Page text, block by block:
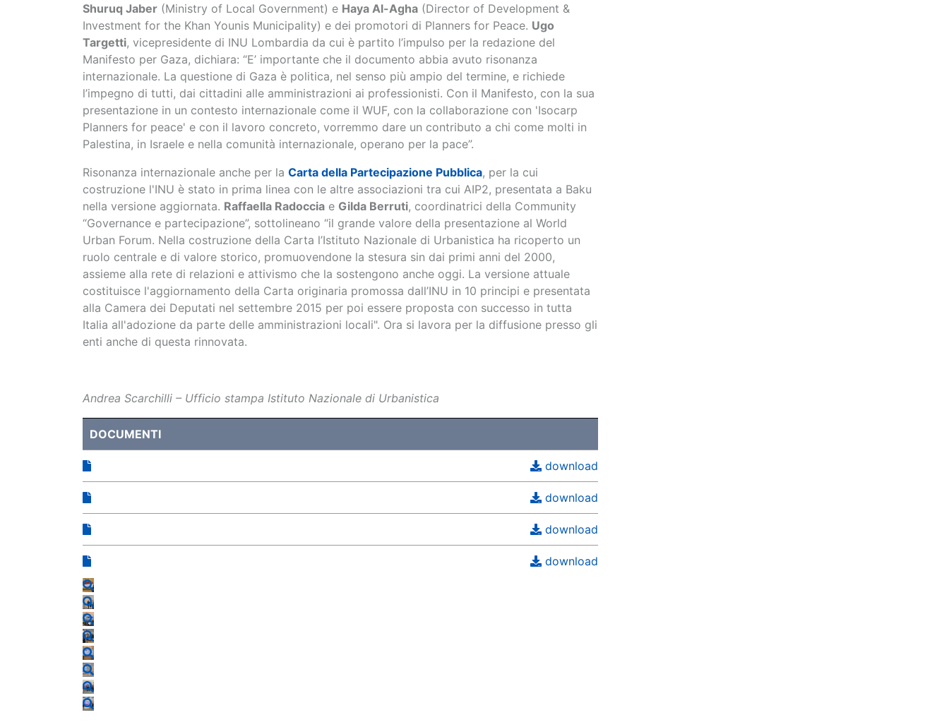
Shuruq Jaber (Ministry of Local Government) e Haya Al-Agha (Director of Development &
Investment for the Khan Younis Municipality) e dei promotori di Planners for Peace. Ugo
Targetti, vicepresidente di INU Lombardia da cui è partito l’impulso per la redazione del
Manifesto per Gaza, dichiara: “E’ importante che il documento abbia avuto risonanza
internazionale. La questione di Gaza è politica, nel senso più ampio del termine, e richiede
l’impegno di tutti, dai cittadini alle amministrazioni ai professionisti. Con il Manifesto, con la sua
presentazione in un contesto internazionale come il WUF, con la collaborazione con 'Isocarp
Planners for peace' e con il lavoro concreto, vorremmo dare un contributo a chi come molti in
Palestina, in Israele e nella comunità internazionale, operano per la pace”.
Risonanza internazionale anche per la Carta della Partecipazione Pubblica, per la cui
costruzione l'INU è stato in prima linea con le altre associazioni tra cui AIP2, presentata a Baku
nella versione aggiornata. Raffaella Radoccia e Gilda Berruti, coordinatrici della Community
“Governance e partecipazione”, sottolineano “il grande valore della presentazione al World
Urban Forum. Nella costruzione della Carta l’Istituto Nazionale di Urbanistica ha ricoperto un
ruolo centrale e di valore storico, promuovendone la stesura sin dai primi anni del 2000,
assieme alla rete di relazioni e attivismo che la sostengono anche oggi. La versione attuale
costituisce l'aggiornamento della Carta originaria promossa dall’INU in 10 principi e presentata
alla Camera dei Deputati nel settembre 2015 per poi essere proposta con successo in tutta
Italia all'adozione da parte delle amministrazioni locali". Ora si lavora per la diffusione presso gli
enti anche di questa rinnovata.
Andrea Scarchilli – Ufficio stampa Istituto Nazionale di Urbanistica
DOCUMENTI
download
download
download
download